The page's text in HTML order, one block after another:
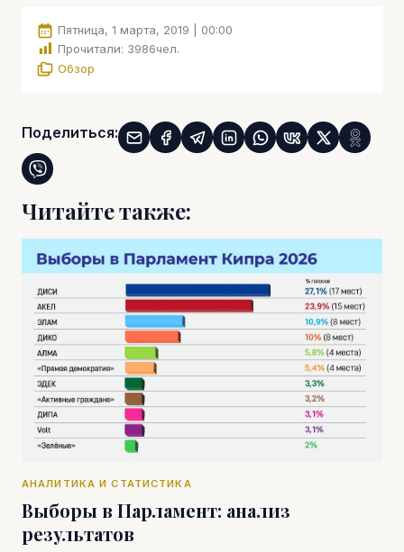
Пятница, 1 марта, 2019 | 00:00
Прочитали: 3986чел.
Обзор
Поделиться:
Читайте также:
АНАЛИТИКА И СТАТИСТИКА
Выборы в Парламент: анализ
результатов